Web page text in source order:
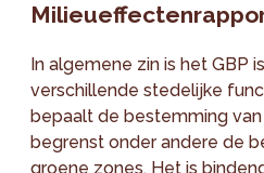
In algemene zin is het GBP
verschillende stedelijke
bepaalt de bestemming
begrenst onder andere de
groene zones. Het is